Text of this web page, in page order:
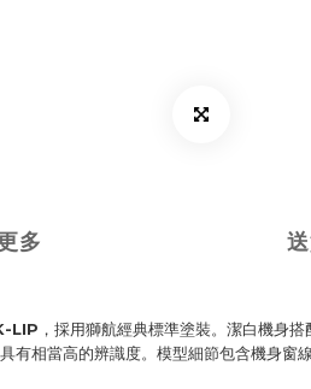
多
LIP ，採用獅航經典標準塗裝。潔白機身
相當高的辨識度。模型細節包含機身